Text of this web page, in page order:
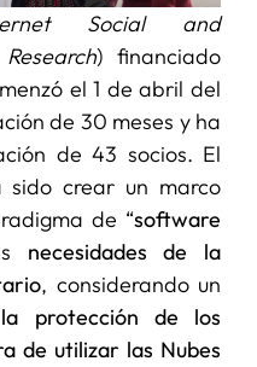
Social and
) financiado
el 1 de abril del
de 30 meses y ha
de 43 socios. El
sido crear un marco
de “software
necesidades de la
, considerando un
la protección de los
de utilizar las Nubes